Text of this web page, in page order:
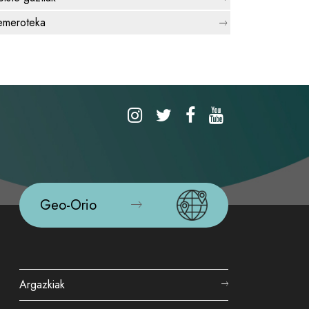
Geo-Orio
Argazkiak